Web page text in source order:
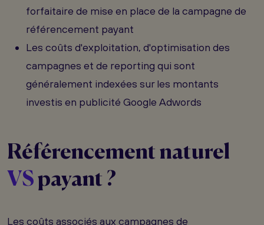
forfaitaire de mise en place de la campagne de
référencement payant
Les coûts d'exploitation, d'optimisation des
campagnes et de reporting qui sont
généralement indexées sur les montants
investis en publicité Google Adwords
Référencement naturel
VSpayant ?
Les coûts associés aux campagnes de